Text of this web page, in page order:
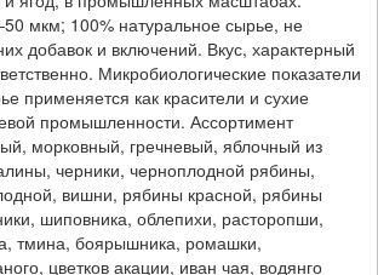
мкм; 100% натуральное сырье, не
добавок и включений. Вкус, характерный
Микробиологические показатели
применяется как красители и сухие
промышленности. Ассортимент
морковный, гречневый, яблочный из
черники, черноплодной рябины,
вишни, рябины красной, рябины
шиповника, облепихи, расторопши,
тмина, боярышника, ромашки,
цветков акации, иван чая, водянго